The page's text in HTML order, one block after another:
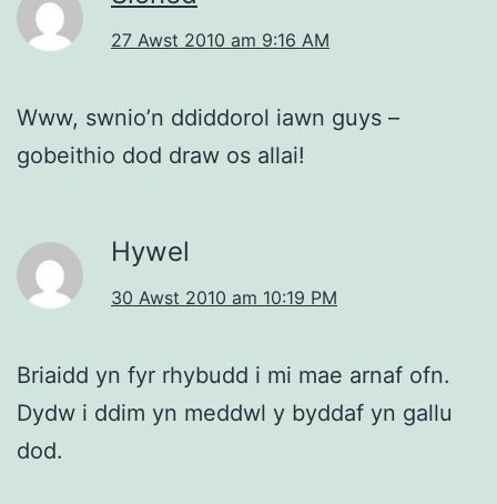
27 Awst 2010 am 9:16 AM
Www, swnio’n ddiddorol iawn guys –
gobeithio dod draw os allai!
Hywel
30 Awst 2010 am 10:19 PM
Briaidd yn fyr rhybudd i mi mae arnaf ofn.
Dydw i ddim yn meddwl y byddaf yn gallu
dod.